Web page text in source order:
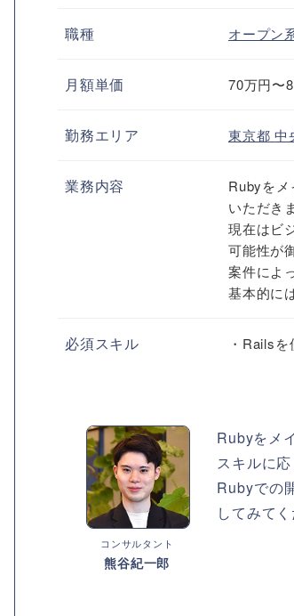
職種 オープン
月額単価 70万円〜
勤務エリア 東京都中
業務内容
Rubyを
いただき
現在はビ
可能性が
案件によ
基本的に
必須スキル ・Rails
コンサルタント
熊谷紀一郎
Rubyをメ
スキルに
Rubyでの
してみてく